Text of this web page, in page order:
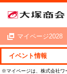
マイページ2028
イベント情報